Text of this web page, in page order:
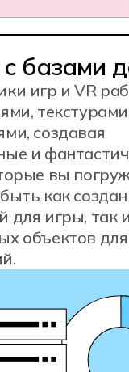
junior
middle
senior
IT-